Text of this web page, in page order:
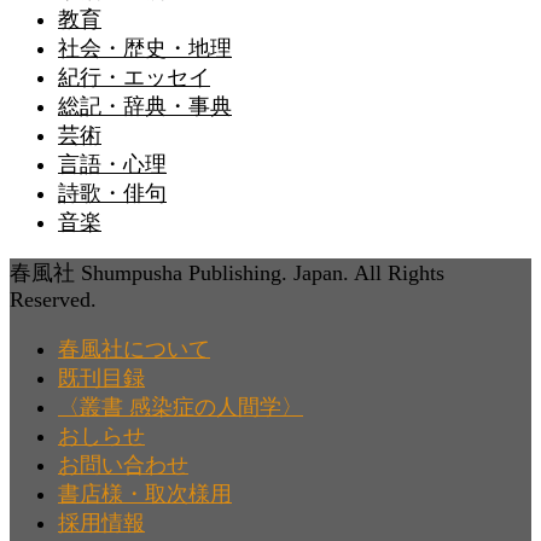
教育
社会・歴史・地理
紀行・エッセイ
総記・辞典・事典
芸術
言語・心理
詩歌・俳句
音楽
春風社 Shumpusha Publishing. Japan. All Rights
Reserved.
春風社について
既刊目録
〈叢書 感染症の人間学〉
おしらせ
お問い合わせ
書店様・取次様用
採用情報